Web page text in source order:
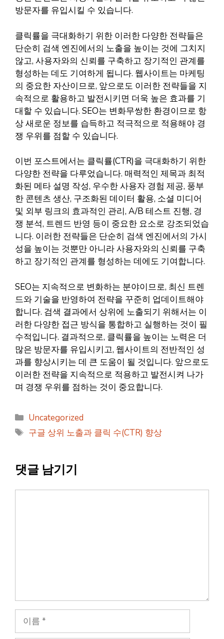
방문자를 유입시킬 수 있습니다.
클릭률을 극대화하기 위한 이러한 다양한 전략들은
단순히 검색 엔진에서의 노출을 높이는 것에 그치지
않고, 사용자와의 신뢰를 구축하고 장기적인 관계를
형성하는 데도 기여하게 됩니다. 웹사이트는 마케팅
의 중요한 자산이므로, 앞으로도 이러한 전략들을 지
속적으로 활용하고 발전시키면 더욱 높은 효과를 기
대할 수 있습니다. SEO는 변화무쌍한 환경이므로 항
상 새로운 정보를 습득하고 적극적으로 적용해야 경
쟁 우위를 점할 수 있습니다.
이번 포스트에서는 클릭률(CTR)을 극대화하기 위한
다양한 전략을 다루었습니다. 매력적인 제목과 최적
화된 메타 설명 작성, 우수한 사용자 경험 제공, 풍부
한 콘텐츠 생산, 구조화된 데이터 활용, 소셜 미디어
및 외부 링크의 효과적인 관리, A/B 테스트 진행, 경
쟁 분석, 트렌드 반영 등이 중요한 요소로 강조되었습
니다. 이러한 전략들은 단순히 검색 엔진에서의 가시
성을 높이는 것뿐만 아니라 사용자와의 신뢰를 구축
하고 장기적인 관계를 형성하는 데에도 기여합니다.
SEO는 지속적으로 변화하는 분야이므로, 최신 트렌
드와 기술을 반영하여 전략을 꾸준히 업데이트해야
합니다. 검색 결과에서 상위에 노출되기 위해서는 이
러한 다양한 접근 방식을 통합하고 실행하는 것이 필
수적입니다. 결과적으로, 클릭률을 높이는 노력은 더
많은 방문자를 유입시키고, 웹사이트의 전반적인 성
과를 향상시키는 데 큰 도움이 될 것입니다. 앞으로도
이러한 전략을 지속적으로 적용하고 발전시켜 나가
며 경쟁 우위를 점하는 것이 중요합니다.
카
테
고
Uncategorized
태
구글 상위 노출과 클릭 수(CTR) 향상
댓글 남기기